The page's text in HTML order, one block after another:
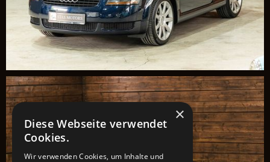
×
Diese Webseite verwendet
Cookies.
Wir verwenden Cookies, um Inhalte und